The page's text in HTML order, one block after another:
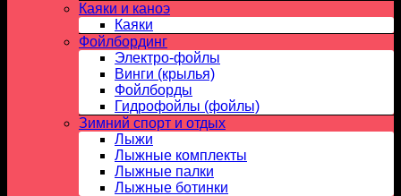
Каяки и каноэ
Каяки
Фойлбординг
Электро-фойлы
Винги (крылья)
Фойлборды
Гидрофойлы (фойлы)
Зимний спорт и отдых
Лыжи
Лыжные комплекты
Лыжные палки
Лыжные ботинки